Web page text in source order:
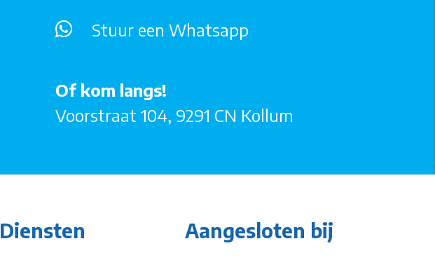
Stuur een Whatsapp
Of kom langs!
Voorstraat 104, 9291 CN Kollum
Diensten Aangesloten bij